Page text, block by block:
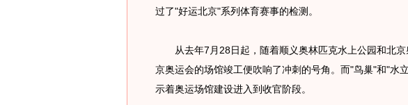
过了"好运北京"系列体育赛事的检测。
从去年7月28日起，随着顺义奥林匹克水上公园和北京
京奥运会的场馆竣工便吹响了冲刺的号角。而"鸟巢"和"水
示着奥运场馆建设进入到收官阶段。